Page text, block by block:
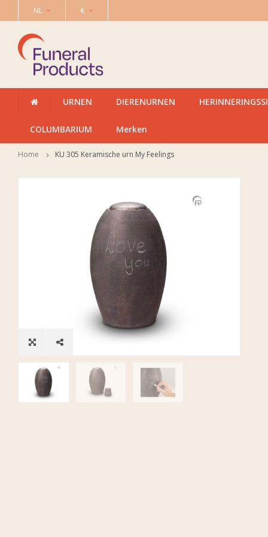
NL €
URNEN DIERENURNEN
COLUMBARIUM Merken
Home KU 305 Keramische urn My Feelings